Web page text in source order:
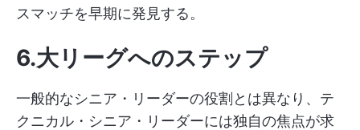
スマッチを早期に発見する。
6.大リーグへのステップ
一般的なシニア・リーダーの役割とは異なり、テ
クニカル・シニア・リーダーには独自の焦点が求